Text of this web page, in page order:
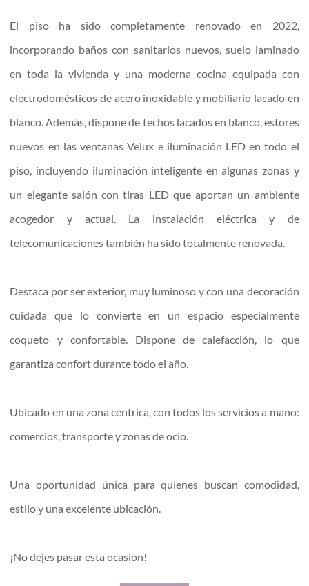
El piso ha sido completamente renovado en 2022,
incorporando baños con sanitarios nuevos, suelo laminado
en toda la vivienda y una moderna cocina equipada con
electrodomésticos de acero inoxidable y mobiliario lacado en
blanco. Además, dispone de techos lacados en blanco, estores
nuevos en las ventanas Velux e iluminación LED en todo el
piso, incluyendo iluminación inteligente en algunas zonas y
un elegante salón con tiras LED que aportan un ambiente
acogedor y actual. La instalación eléctrica y de
telecomunicaciones también ha sido totalmente renovada.
Destaca por ser exterior, muy luminoso y con una decoración
cuidada que lo convierte en un espacio especialmente
coqueto y confortable. Dispone de calefacción, lo que
garantiza confort durante todo el año.
Ubicado en una zona céntrica, con todos los servicios a mano:
comercios, transporte y zonas de ocio.
Una oportunidad única para quienes buscan comodidad,
estilo y una excelente ubicación.
¡No dejes pasar esta ocasión!